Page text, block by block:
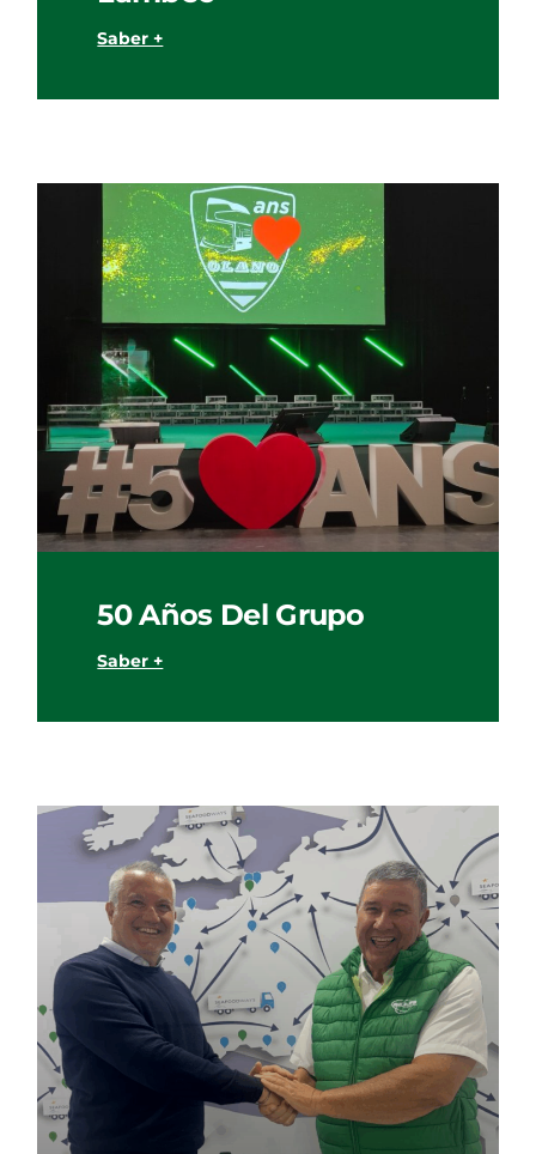
Saber +
50 Años Del Grupo
Saber +